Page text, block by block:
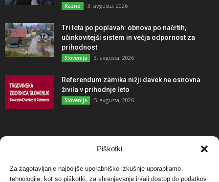
Piškotki
Za zagotavljanje najboljše uporabniške izkušnje uporabljamo
tehnologije, kot so piškotki, za shranjevanje in/ali dostop do podatkov
Razno 3. avgusta, 2026
Tri leta po poplavah: obnova po načrtih,
učinkovitejši sistem in večja odpornost za
prihodnost
Slovenija 3. avgusta, 2026
Referendum zamika nižji davek na osnovna
živila v prihodnje leto
Slovenija 5. avgusta, 2026
NAJBOLJ KOMENTIRANO
Protest proti vetrnim elektrarnam na Ojstrici, v
svetu pa vedno bolj...